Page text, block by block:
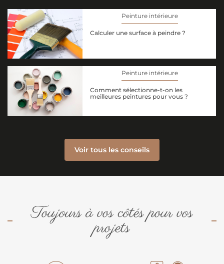
Peinture intérieure
Calculer une surface à peindre ?
Peinture intérieure
Comment sélectionne-t-on les
meilleures peintures pour vous ?
Voir tous les conseils
Toujours à vos côtés pour vos
projets